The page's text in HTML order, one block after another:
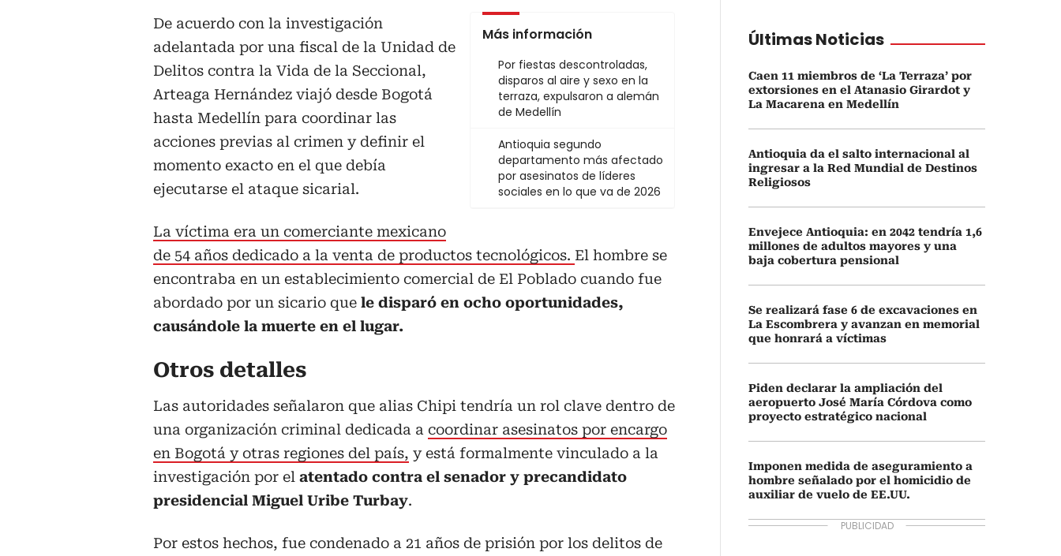
Más información
Por fiestas descontroladas,
disparos al aire y sexo en la
terraza, expulsaron a alemán
de Medellín
Antioquia segundo
departamento más afectado
por asesinatos de líderes
sociales en lo que va de 2026
De acuerdo con la investigación
adelantada por una fiscal de la Unidad de
Delitos contra la Vida de la Seccional,
Arteaga Hernández viajó desde Bogotá
hasta Medellín para coordinar las
acciones previas al crimen y definir el
momento exacto en el que debía
ejecutarse el ataque sicarial.
La víctima era un comerciante mexicano
de 54 años dedicado a la venta de productos tecnológicos. El hombre se
encontraba en un establecimiento comercial de El Poblado cuando fue
abordado por un sicario que le disparó en ocho oportunidades,
causándole la muerte en el lugar.
Otros detalles
Las autoridades señalaron que alias Chipi tendría un rol clave dentro de
una organización criminal dedicada a coordinar asesinatos por encargo
en Bogotá y otras regiones del país, y está formalmente vinculado a la
investigación por el atentado contra el senador y precandidato
presidencial Miguel Uribe Turbay.
Por estos hechos, fue condenado a 21 años de prisión por los delitos de
Últimas Noticias
Caen 11 miembros de ‘La Terraza’ por
extorsiones en el Atanasio Girardot y
La Macarena en Medellín
Antioquia da el salto internacional al
ingresar a la Red Mundial de Destinos
Religiosos
Envejece Antioquia: en 2042 tendría 1,6
millones de adultos mayores y una
baja cobertura pensional
Se realizará fase 6 de excavaciones en
La Escombrera y avanzan en memorial
que honrará a víctimas
Piden declarar la ampliación del
aeropuerto José María Córdova como
proyecto estratégico nacional
Imponen medida de aseguramiento a
hombre señalado por el homicidio de
auxiliar de vuelo de EE.UU.